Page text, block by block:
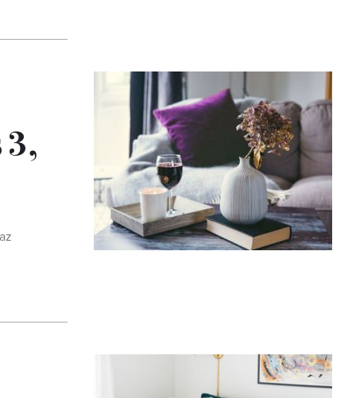
3,